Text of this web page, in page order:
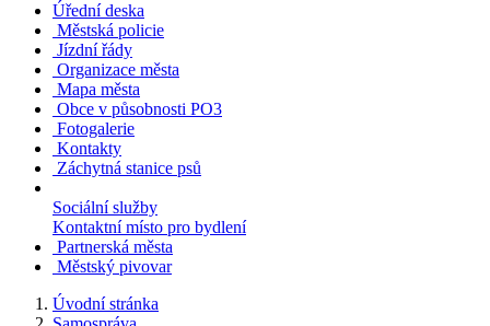
Úřední deska
Městská policie
Jízdní řády
Organizace města
Mapa města
Obce v působnosti PO3
Fotogalerie
Kontakty
Záchytná stanice psů
Sociální služby
Kontaktní místo pro bydlení
Partnerská města
Městský pivovar
Úvodní stránka